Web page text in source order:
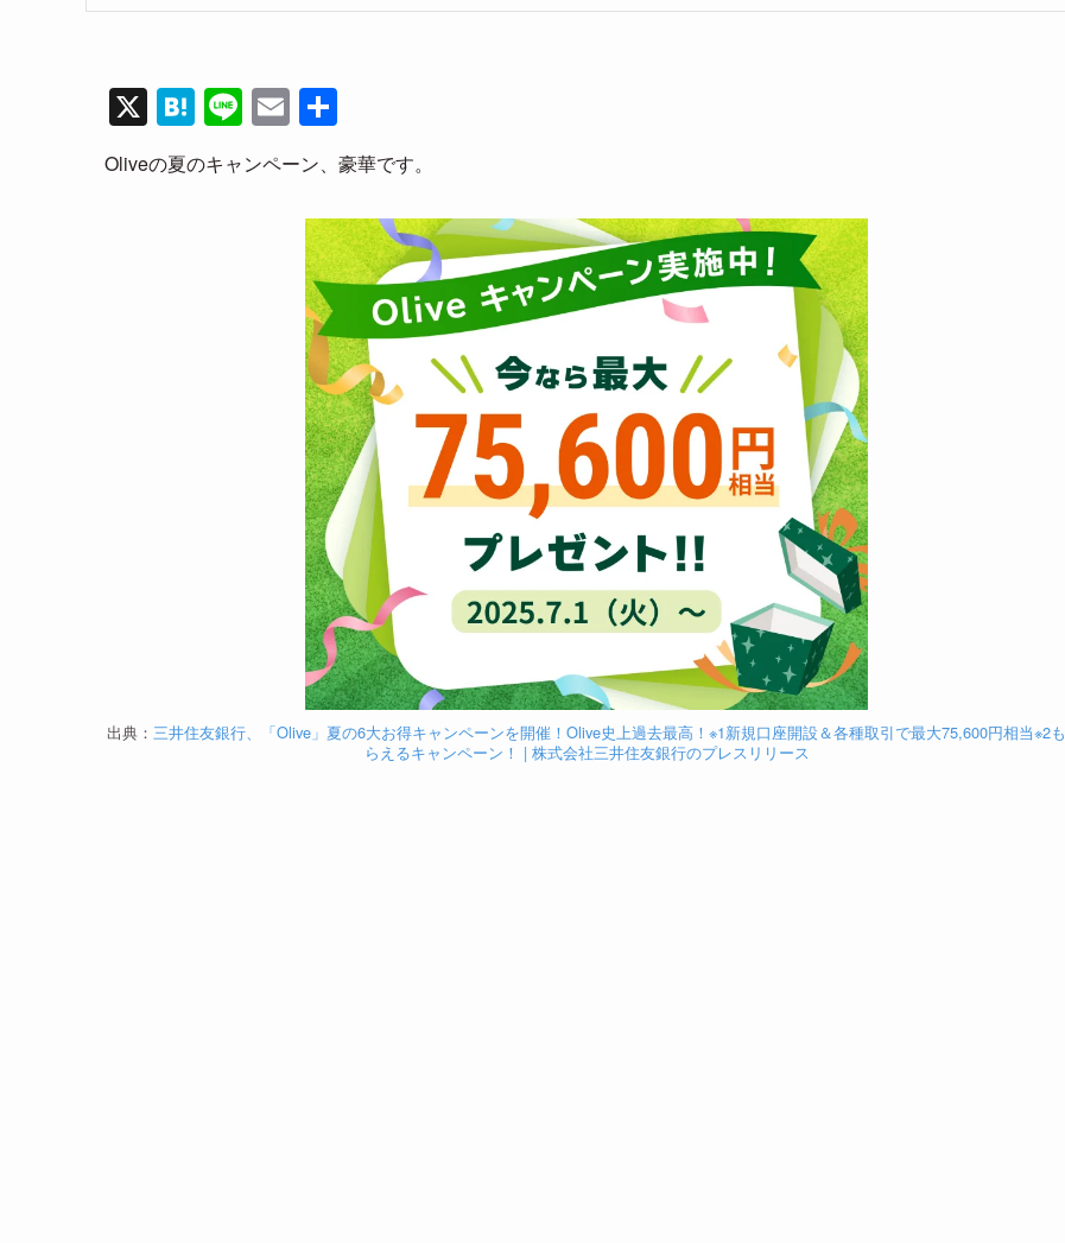
X H
at
e
Li
n
e
E
m
ail
有
Oliveの夏のキャンペーン、豪華です。
出典： 三井住友銀行、「Olive」夏の6大お得キャンペーンを開催！Olive史上過去最高！※1新規口座開設＆各種取引で最大75,600円相当※2も
らえるキャンペーン！ | 株式会社三井住友銀行のプレスリリース